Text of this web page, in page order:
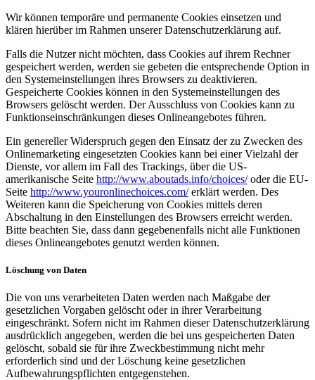
Wir können temporäre und permanente Cookies einsetzen und
klären hierüber im Rahmen unserer Datenschutzerklärung auf.
Falls die Nutzer nicht möchten, dass Cookies auf ihrem Rechner
gespeichert werden, werden sie gebeten die entsprechende Option in
den Systemeinstellungen ihres Browsers zu deaktivieren.
Gespeicherte Cookies können in den Systemeinstellungen des
Browsers gelöscht werden. Der Ausschluss von Cookies kann zu
Funktionseinschränkungen dieses Onlineangebotes führen.
Ein genereller Widerspruch gegen den Einsatz der zu Zwecken des
Onlinemarketing eingesetzten Cookies kann bei einer Vielzahl der
Dienste, vor allem im Fall des Trackings, über die US-
amerikanische Seite http://www.aboutads.info/choices/oder die EU-
Seite http://www.youronlinechoices.com/erklärt werden. Des
Weiteren kann die Speicherung von Cookies mittels deren
Abschaltung in den Einstellungen des Browsers erreicht werden.
Bitte beachten Sie, dass dann gegebenenfalls nicht alle Funktionen
dieses Onlineangebotes genutzt werden können.
Löschung von Daten
Die von uns verarbeiteten Daten werden nach Maßgabe der
gesetzlichen Vorgaben gelöscht oder in ihrer Verarbeitung
eingeschränkt. Sofern nicht im Rahmen dieser Datenschutzerklärung
ausdrücklich angegeben, werden die bei uns gespeicherten Daten
gelöscht, sobald sie für ihre Zweckbestimmung nicht mehr
erforderlich sind und der Löschung keine gesetzlichen
Aufbewahrungspflichten entgegenstehen.